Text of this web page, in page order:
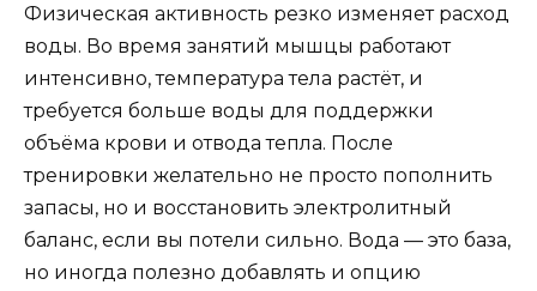
Физическая активность резко изменяет расход
воды. Во время занятий мышцы работают
интенсивно, температура тела растёт, и
требуется больше воды для поддержки
объёма крови и отвода тепла. После
тренировки желательно не просто пополнить
запасы, но и восстановить электролитный
баланс, если вы потели сильно. Вода — это база,
но иногда полезно добавлять и опцию